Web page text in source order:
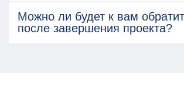
Можно ли будет к вам
после завершения проекта?